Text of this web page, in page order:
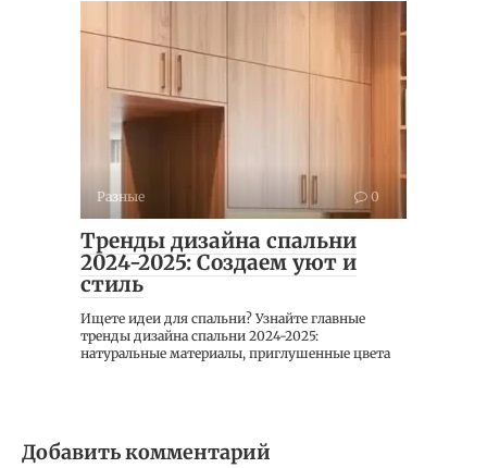
Разные 0
Тренды дизайна спальни
2024-2025: Создаем уют и
стиль
Ищете идеи для спальни? Узнайте главные
тренды дизайна спальни 2024-2025:
натуральные материалы, приглушенные цвета
Добавить комментарий